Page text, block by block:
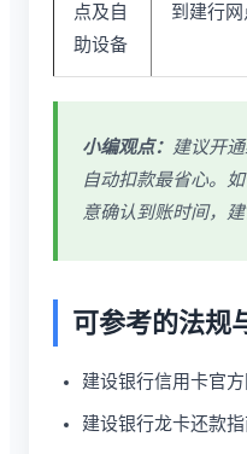
点及自
助设备
到建行
小编观点： 建议开
自动扣款最省心。
意确认到账时间，建
可参考的法规
建设银行信用卡官
建设银行龙卡还款指